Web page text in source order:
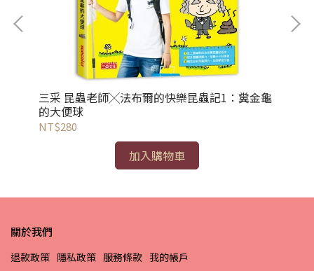
三采 昆蟲老師╳法布爾的快樂昆蟲記1：糞金龜
的大便球
NT$280
加入購物車
關於我們
退款政策 隱私政策 服務條款 我的帳戶